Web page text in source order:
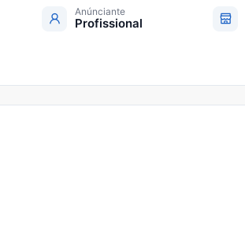
Anúnciante
Profissional